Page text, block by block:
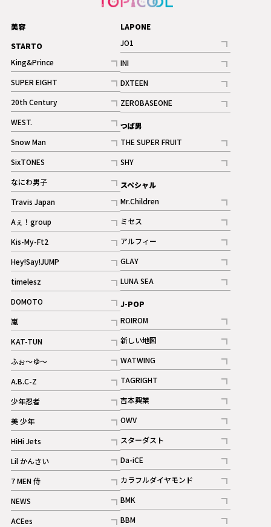
美容
STARTO
King&Prince
記事
SUPER EIGHT
記事
20th Century
記事
WEST.
記事
Snow Man
記事
ギャラリー
SixTONES
記事
ギャラリー
なにわ男子
記事
Travis Japan
記事
Aぇ！group
記事
Kis-My-Ft2
記事
ギャラリー
Hey!Say!JUMP
記事
timelesz
記事
DOMOTO
記事
嵐
記事
KAT-TUN
記事
ふぉ～ゆ～
記事
A.B.C-Z
記事
ギャラリー
少年忍者
記事
美 少年
記事
HiHi Jets
記事
Lil かんさい
記事
7 MEN 侍
記事
NEWS
記事
ACEes
LAPONE
JO1
記事
INI
記事
ギャラリー
DXTEEN
記事
ギャラリー
ZEROBASEONE
記事
つば男
THE SUPER FRUIT
記事
SHY
記事
スペシャル
Mr.Children
記事
ミセス
記事
アルフィー
記事
GLAY
記事
LUNA SEA
記事
J-POP
ROIROM
記事
新しい地図
記事
WATWING
記事
TAGRIGHT
記事
吉本興業
記事
OWV
記事
ギャラリー
スターダスト
記事
Da-iCE
記事
カラフルダイヤモンド
記事
BMK
記事
BBM